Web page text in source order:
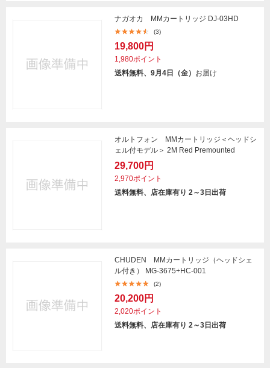
ナガオカ MMカートリッジ DJ-03HD
(3)
19,800円
1,980ポイント
送料無料、9月4日（金） お届け
オルトフォン MMカートリッジ＜ヘッドシ
ェル付モデル＞ 2M Red Premounted
29,700円
2,970ポイント
送料無料、店在庫有り 2～3日出荷
CHUDEN MMカートリッジ（ヘッドシェ
ル付き） MG-3675+HC-001
(2)
20,200円
2,020ポイント
送料無料、店在庫有り 2～3日出荷